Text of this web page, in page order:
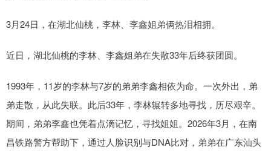
3月24日，在湖北仙桃，李林、李鑫姐弟俩热泪相拥。
近日，湖北仙桃的李林、李鑫姐弟在失散33年后终获团圆。
1993年，11岁的李林与7岁的弟弟李鑫相依为命。一次外出，弟
弟走散，从此失联。此后33年，李林辗转多地寻找，历尽艰辛。
期间，弟弟李鑫也凭着点滴记忆，寻找姐姐。2026年3月，在南
昌铁路警方帮助下，通过人脸识别与DNA比对，弟弟在广东汕头